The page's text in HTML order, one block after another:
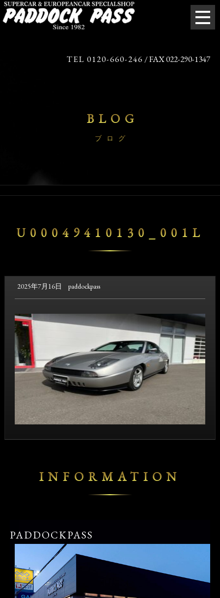
TEL 0120-660-246 / FAX 022-290-1347
BLOG
ブログ
U00049410130_001L
2025年7月16日 paddockpass
INFORMATION
PADDOCKPASS